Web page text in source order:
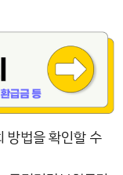
방법을 확인할 수